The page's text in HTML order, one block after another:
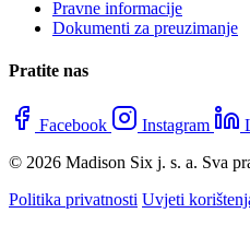
Pravne informacije
Dokumenti za preuzimanje
Pratite nas
Facebook Instagram
© 2026 Madison Six j. s. a. Sva
Politika privatnosti Uvjeti